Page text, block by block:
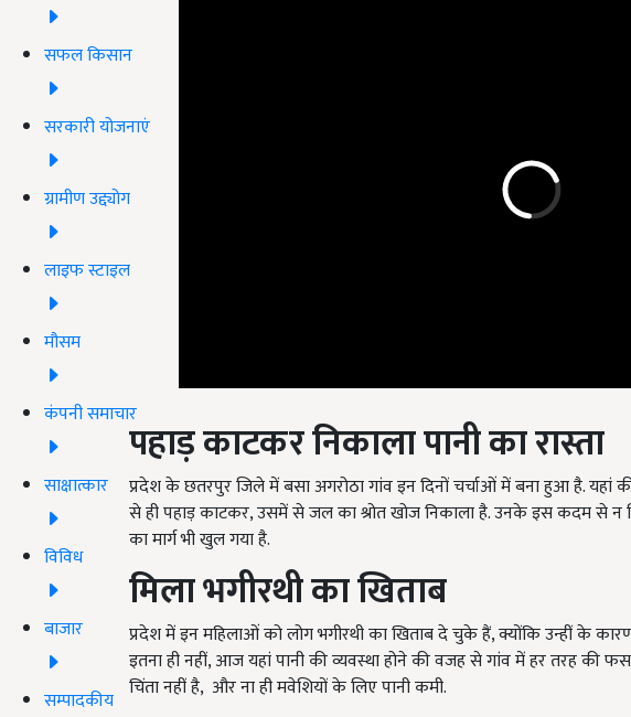
सफल किसान
सरकारी योजनाएं
ग्रामीण उद्द्योग
लाइफ स्टाइल
मौसम
कंपनी समाचार
साक्षात्कार
विविध
बाजार
सम्पादकीय
पहाड़ काटकर निकाला पानी का रास्ता
प्रदेश के छतरपुर जिले में बसा अगरोठा गांव इन दिनों चर्चाओं में बना हुआ है. यहां
से ही पहाड़ काटकर, उसमें से जल का श्रोत खोज निकाला है. उनके इस कदम से न
का मार्ग भी खुल गया है.
मिला भगीरथी का खिताब
प्रदेश में इन महिलाओं को लोग भगीरथी का खिताब दे चुके हैं, क्योंकि उन्हीं के
इतना ही नहीं, आज यहां पानी की व्यवस्था होने की वजह से गांव में हर तरह की
चिंता नहीं है, और ना ही मवेशियों के लिए पानी कमी.